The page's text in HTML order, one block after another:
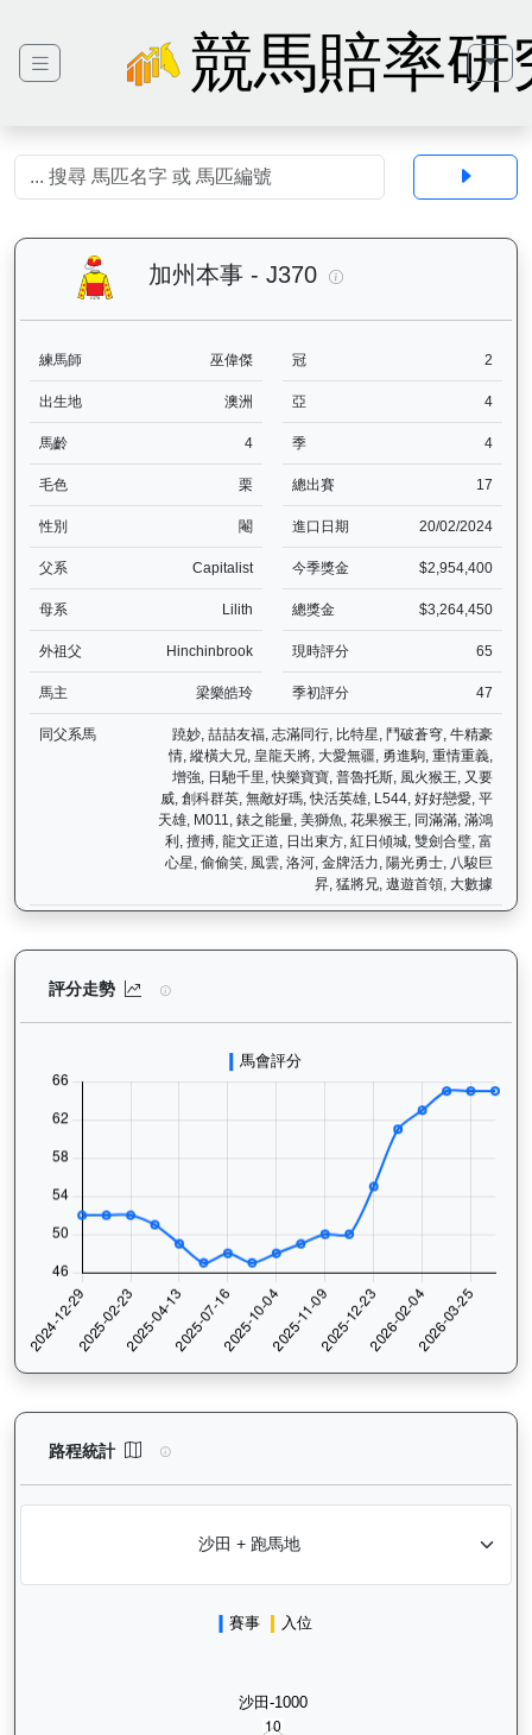
競馬賠率研
加州本事 - J370
練馬師 巫偉傑 冠 2
出生地 澳洲 亞 4
馬齡 4 季 4
毛色 栗 總出賽 17
性別 閹 進口日期 20/02/2024
父系 Capitalist 今季獎金 $2,954,400
母系 Lilith 總獎金 $3,264,450
外祖父 Hinchinbrook 現時評分 65
馬主 梁樂皓玲 季初評分 47
同父系馬
蹺妙, 喆喆友福, 志滿同行, 比特星, 鬥破蒼穹, 牛精豪
情, 縱橫大兄, 皇龍天將, 大愛無疆, 勇進駒, 重情重義,
增強, 日馳千里, 快樂寶寶, 普魯托斯, 風火猴王, 又要
威, 創科群英, 無敵好瑪, 快活英雄, L544, 好好戀愛, 平
天雄, M011, 錶之能量, 美獅魚, 花果猴王, 同滿滿, 滿鴻
利, 擅搏, 龍文正道, 日出東方, 紅日傾城, 雙劍合璧, 富
心星, 偷偷笑, 風雲, 洛河, 金牌活力, 陽光勇士, 八駿巨
昇, 猛將兄, 遨遊首領, 大數據
評分走勢 加州本事（J370）— 評分走勢圖表：追蹤香港
路程統計 加州本事（J370）— 路程統計分析：查看香港